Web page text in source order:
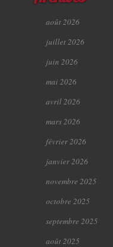
août 2026
juillet 2026
juin 2026
mai 2026
avril 2026
mars 2026
février 2026
janvier 2026
novembre 2025
octobre 2025
septembre 2025
août 2025